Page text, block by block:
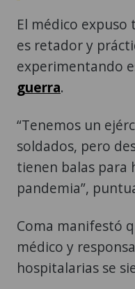
El médico expuso
es retador y
experimentando
guerra.
“Tenemos un
soldados, pero
tienen balas para
pandemia”,
Coma manifestó
médico y
hospitalarias se